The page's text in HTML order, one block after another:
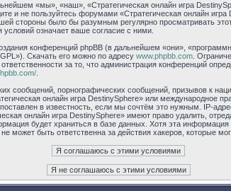
«мы», «наш», «Стратегическая онлайн игра
и не пользуйтесь форумами «Стратегическая онлайн
стороны было бы разумным регулярно просматривать
означает ваше согласие с ними.
конференций phpBB (в дальнейшем «они»,
Скачать его можно по адресу www.phpbb.com .
за то, что администрация конференций
сообщений, порнографических сообщений, призывов к
онлайн игра DestinySphere» или международное
в известность, если мы сочтём это нужным. IP-
онлайн игра DestinySphere» имеют право удалить,
будет храниться в базе данных. Хотя эта
может быть ответственна за действия хакеров, которые